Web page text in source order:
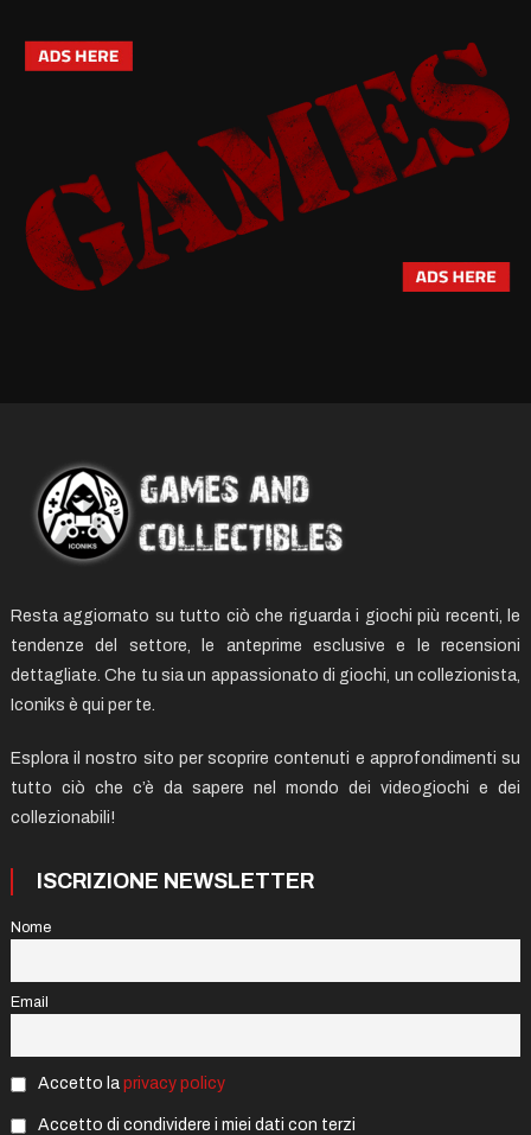
Resta aggiornato su tutto ciò che riguarda i giochi più recenti, le
tendenze del settore, le anteprime esclusive e le recensioni
dettagliate. Che tu sia un appassionato di giochi, un collezionista,
Iconiks è qui per te.
Esplora il nostro sito per scoprire contenuti e approfondimenti su
tutto ciò che c’è da sapere nel mondo dei videogiochi e dei
collezionabili!
ISCRIZIONE NEWSLETTER
Nome
Email
Accetto la privacy policy
Accetto di condividere i miei dati con terzi